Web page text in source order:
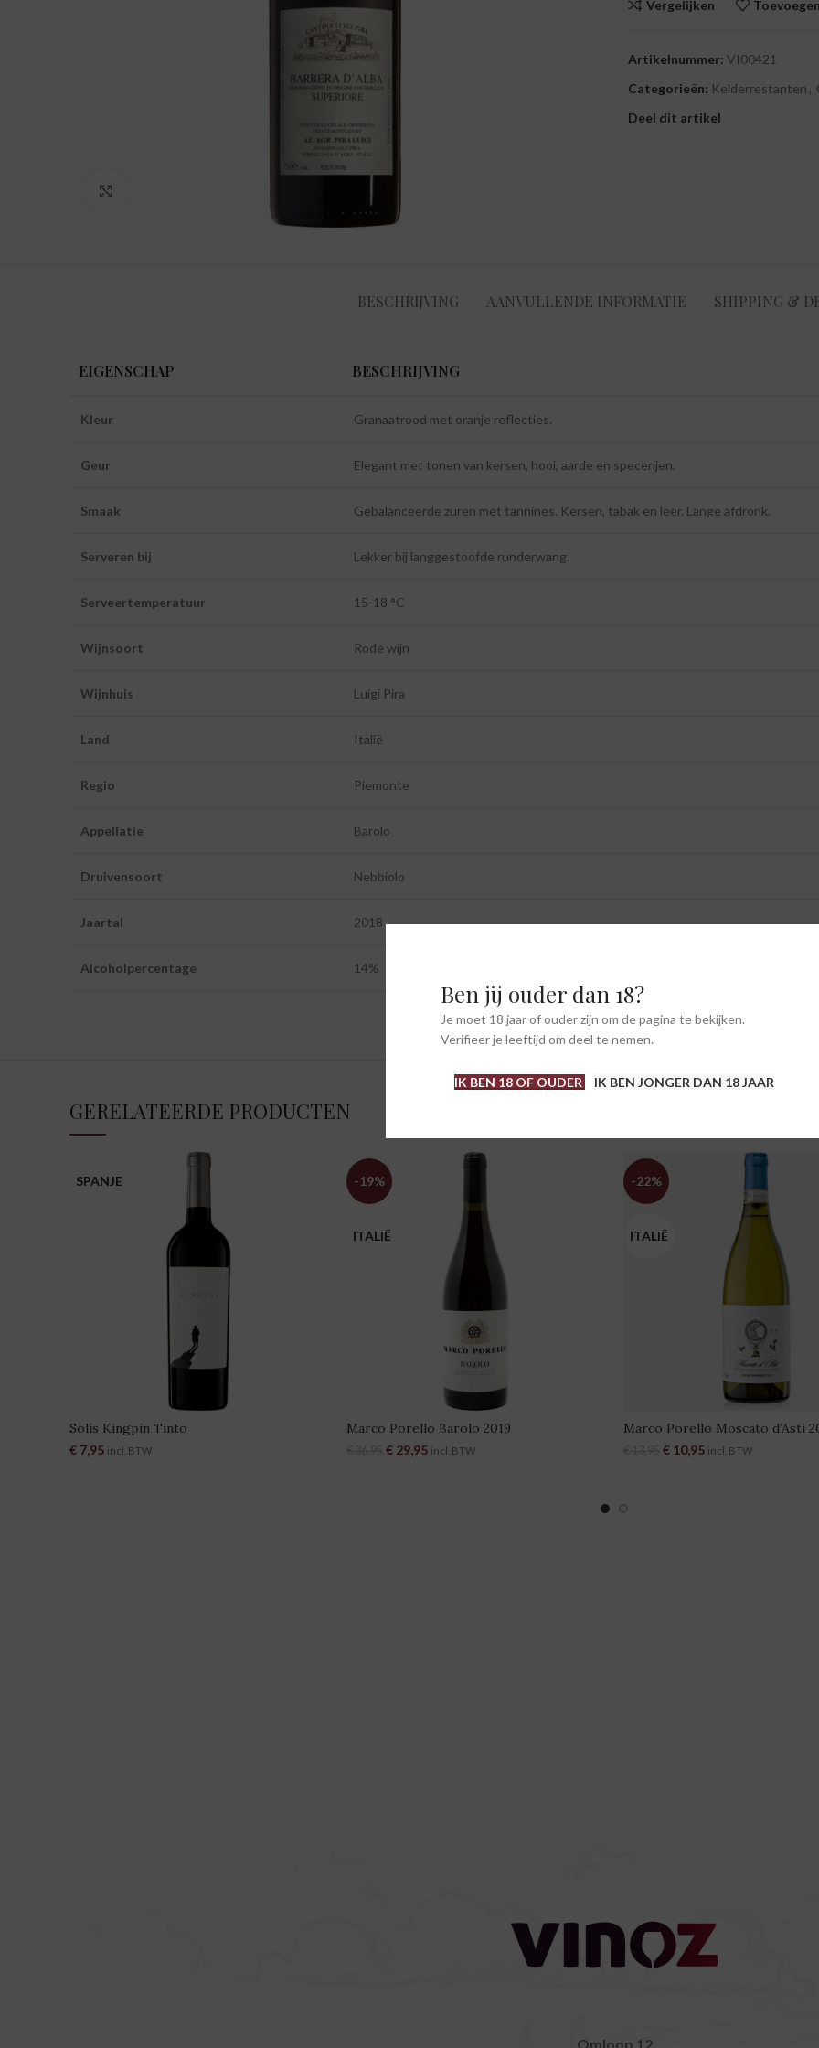
Ben jij ouder dan 18?
Je moet 18 jaar of ouder zijn om de pagina te bekijken.
Verifieer je leeftijd om deel te nemen.
IK BEN 18 OF OUDER IK BEN JONGER DAN 18 JAAR
Vergelijken
Artikelnummer: VI00421
Categorieën: Kelderrestanten ,
Deel dit artikel
BESCHRIJVING AANVULLENDE INFORMATIE SHIPPING &
EIGENSCHAP BESCHRIJVING
Kleur Granaatrood met oranje reflecties.
Geur Elegant met tonen van kersen, hooi, aarde en specerijen.
Smaak Gebalanceerde zuren met tannines. Kersen, tabak en leer. Lange afdronk.
Serveren bij Lekker bij langgestoofde runderwang.
Serveertemperatuur 15-18 °C
Wijnsoort Rode wijn
Wijnhuis Luigi Pira
Land Italië
Regio Piemonte
Appellatie Barolo
Druivensoort Nebbiolo
Jaartal 2018
Alcoholpercentage 14%
GERELATEERDE PRODUCTEN
SPANJE
Solís Kingpin Tinto
€ 7,95 incl. BTW
-19%
ITALIË
Marco Porello Barolo 2019
Oorspronkelijke prijs was: € 36,95.
€ 29,95 Huidige prijs is: € 29,95.
incl. BTW
-22%
ITALIË
Marco Porello Moscato d’Asti
Oorspronkelijke prijs was: €
€ 10,95 Huidige prijs is: €
incl. BTW
Omloop 12